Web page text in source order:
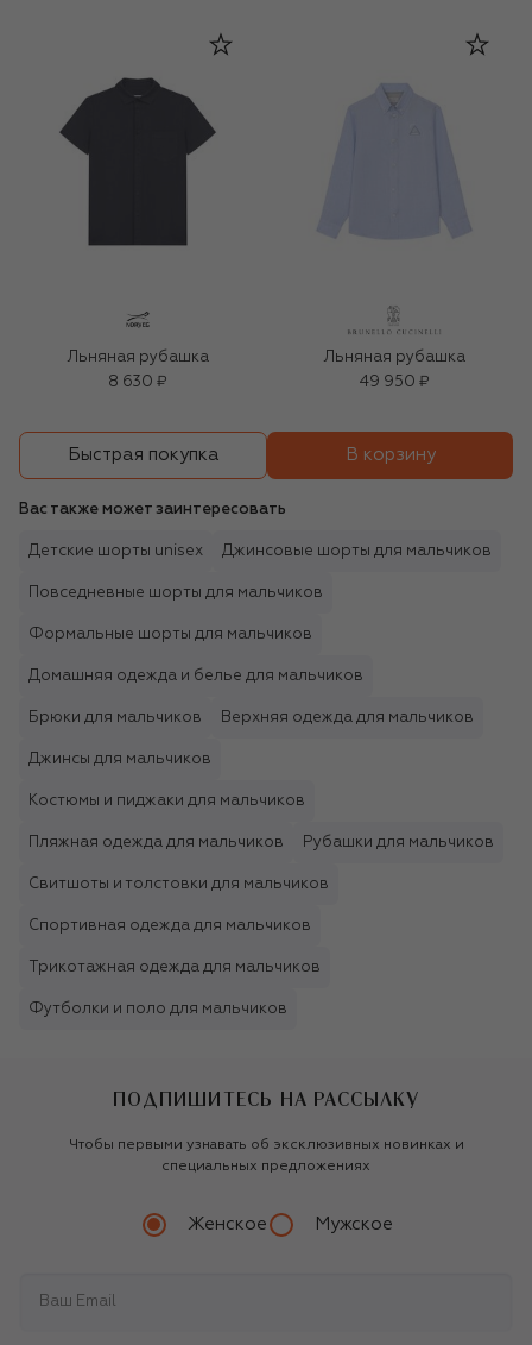
Льняная рубашка
8 630 ₽
Льняная рубашка
49 950 ₽
Быстрая покупка В корзину
Вас также может заинтересовать
Детские шорты unisex Джинсовые шорты для мальчиков
Повседневные шорты для мальчиков
Формальные шорты для мальчиков
Домашняя одежда и белье для мальчиков
Брюки для мальчиков Верхняя одежда для мальчиков
Джинсы для мальчиков
Костюмы и пиджаки для мальчиков
Пляжная одежда для мальчиков Рубашки для мальчиков
Свитшоты и толстовки для мальчиков
Спортивная одежда для мальчиков
Трикотажная одежда для мальчиков
Футболки и поло для мальчиков
ПОДПИШИТЕСЬ НА РАССЫЛКУ
Чтобы первыми узнавать об эксклюзивных новинках и
специальных предложениях
Женское Мужское